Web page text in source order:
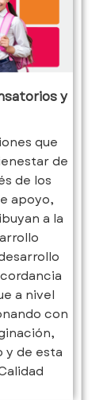
y
que
de
de los
apoyo,
a la
a nivel
con
y de esta